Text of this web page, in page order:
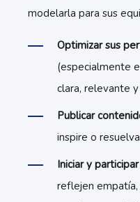
modelarla para sus
Optimizar sus
(especialmente
clara, relevante
Publicar
inspire o
Iniciar y
reflejen